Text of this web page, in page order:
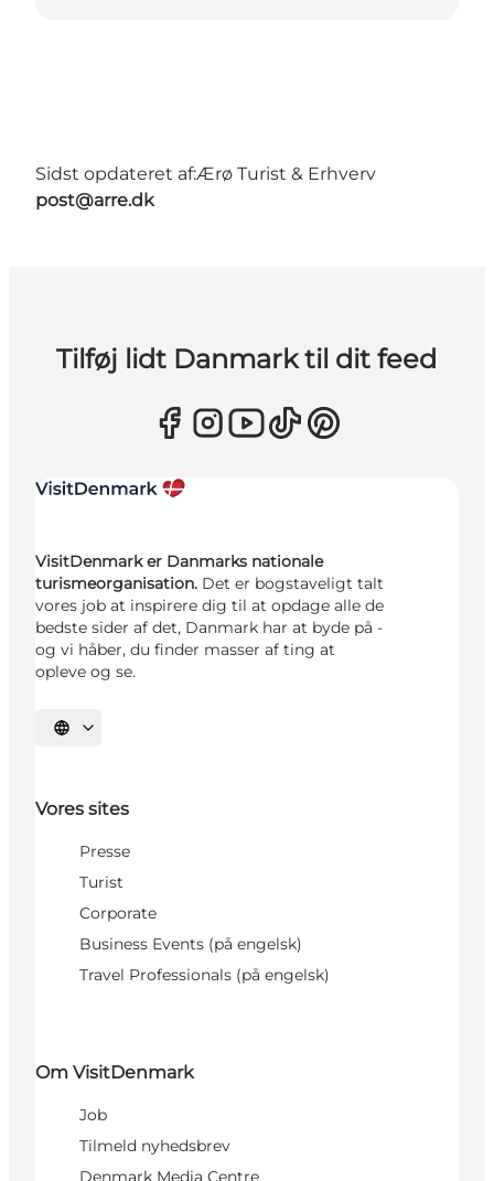
Sidst opdateret af:Ærø Turist & Erhverv
post@arre.dk
Tilføj lidt Danmark til dit feed
VisitDenmark er Danmarks nationale
turismeorganisation. Det er bogstaveligt talt
vores job at inspirere dig til at opdage alle de
bedste sider af det, Danmark har at byde på -
og vi håber, du finder masser af ting at
opleve og se.
Vælg sprog
Vores sites
Presse
Turist
Corporate
Business Events (på engelsk)
Travel Professionals (på engelsk)
Om VisitDenmark
Job
Tilmeld nyhedsbrev
Denmark Media Centre